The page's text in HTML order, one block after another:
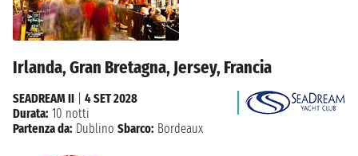
Irlanda, Gran Bretagna, Jersey, Francia
SEADREAM II
4 SET 2028
Durata: 10 notti
Partenza da: Dublino Sbarco: Bordeaux